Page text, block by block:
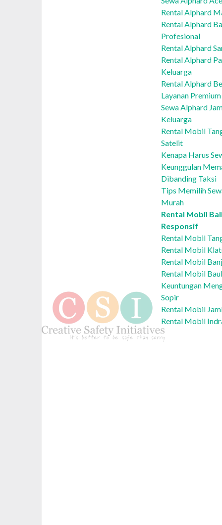
Rental Alphard
Rental Alphard
Profesional
Rental Alphard
Rental Alphard
Keluarga
Rental Alphard
Layanan Premium
Sewa Alphard
Keluarga
Rental Mobil
Satelit
Kenapa Harus
Keunggulan
Dibanding Taksi
Tips Memilih
Murah
Rental Mobil
Responsif
Rental Mobil
Rental Mobil
Rental Mobil
Rental Mobil
Keuntungan
Sopir
Rental Mobil
Rental Mobil